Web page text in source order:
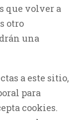
que volver a
otro
una
a este sitio,
para
cookies.